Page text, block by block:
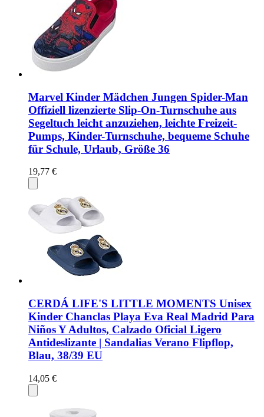
Marvel Kinder Mädchen Jungen Spider-Man
Offiziell lizenzierte Slip-On-Turnschuhe aus
Segeltuch leicht anzuziehen, leichte Freizeit-
Pumps, Kinder-Turnschuhe, bequeme Schuhe
für Schule, Urlaub, Größe 36
19,77 €
CERDÁ LIFE'S LITTLE MOMENTS Unisex
Kinder Chanclas Playa Eva Real Madrid Para
Niños Y Adultos, Calzado Oficial Ligero
Antideslizante | Sandalias Verano Flipflop,
Blau, 38/39 EU
14,05 €